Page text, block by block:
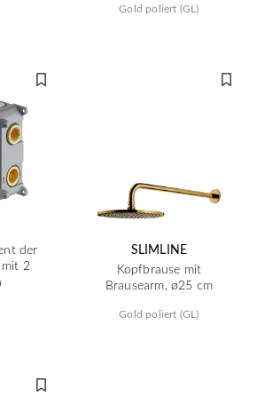
Gold poliert (GL)
der
2
SLIMLINE
Kopfbrause mit
Brausearm, ø25 cm
Gold poliert (GL)